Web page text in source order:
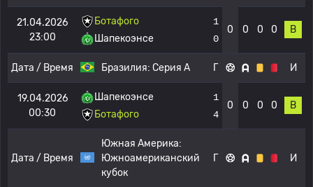
21.04.2026
23:00
Ботафого
Шапекоэнсе
1
0
0 0 0 0 В
Дата / Время Бразилия: Серия А Г И
19.04.2026
00:30
Шапекоэнсе
Ботафого
1
4
0 0 0 0 В
Дата / Время
Южная Америка:
Южноамериканский
кубок
Г И